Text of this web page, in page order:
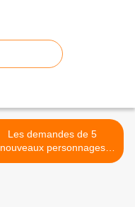
Les demandes de 5
nouveaux personnages
(Happy Home Paradise) >